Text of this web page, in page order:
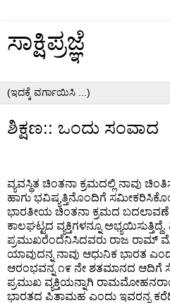
ಸಾಕ್ಷಿಪ್ರಜ್ಞೆ
ಶಿಕ್ಷಣ:: ಒಂದು ಸಂವಾದ
ವ್ಯವಸ್ಥಿತ ಚಿಂತನಾ ಕ್ರಮದಲ್ಲಿ ನಾವು
ಹಾಗು ಭವಿಷ್ಯತ್ತಿನೊಂದಿಗೆ
ಭಾರತೀಯ ಚಿಂತನಾ ಕ್ರಮದ
ಕಾಲಘಟ್ಟದ ವ್ಯಕ್ತಿಗಳನ್ನೂ
ಪ್ರಮುಖರೆಂದೆನಿಸಿದವರು ರಾಜ ರಾಮ್
ಯಾವುದನ್ನ ನಾವು ಆಧುನಿಕ ಭಾರತ
ಆರಂಭವನ್ನ ೧೯ ನೇ ಶತಮಾನದ ಆದಿಗೆ
ಪ್ರಮುಖ ವ್ಯಕ್ತಿಯನ್ನಾಗಿ
ಭಾರತದ ಪಿತಾಮಹ ಎಂದು ಇವರನ್ನ